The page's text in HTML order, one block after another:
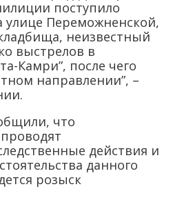
поступило
улице Переможненской,
неизвестный
выстрелов в
Камри”, после чего
направлении”, –
что
действия и
данного
розыск